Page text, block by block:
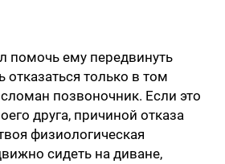
помочь ему передвинуть
только в том
сломан позвоночник. Если это
друга, причиной отказа
физиологическая
сидеть на диване,